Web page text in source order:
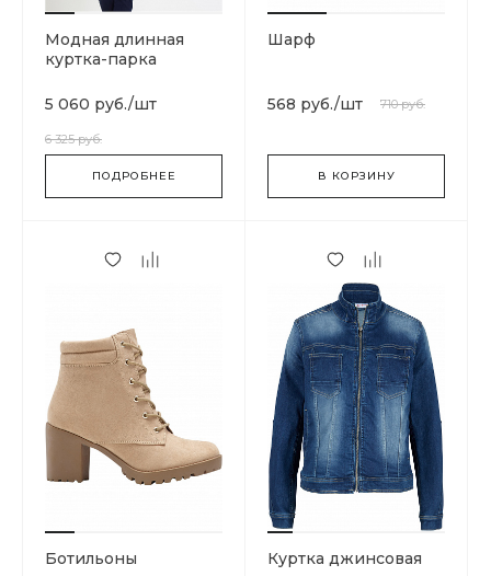
Модная длинная
куртка-парка
5 060 руб./шт
6 325 руб.
ПОДРОБНЕЕ
Шарф
568 руб./шт 710 руб.
В КОРЗИНУ
Ботильоны Куртка джинсовая